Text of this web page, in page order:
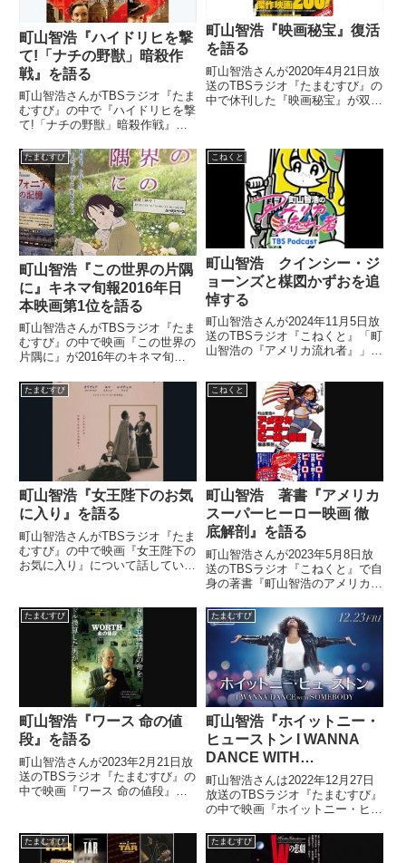
町山智浩『ハイドリヒを撃
て!「ナチの野獣」暗殺作
戦』を語る
町山智浩さんがTBSラジオ『たま
むすび』の中で『ハイドリヒを撃
て!「ナチの野獣」暗殺作戦』に
浩）で、今日は2本……今月、日
本で2本戦争映画が公開されるん
で。それをちょっと紹介したいん
ですが。1本は『ハイドリヒを...
町山智浩『映画秘宝』復活
を語る
町山智浩さんが2020年4月21日放
送のTBSラジオ『たまむすび』の
中で休刊した『映画秘宝』が双葉
た。復活！（町山智浩）ああ、は
いはい。『映画秘宝』。出版...
たまむすび
町山智浩『この世界の片隅
に』キネマ旬報2016年日
本映画第1位を語る
町山智浩さんがTBSラジオ『たま
むすび』の中で映画『この世界の
片隅に』が2016年のキネマ旬報
得したことを話していました。 #
ユーロスペース 火曜日はサービ
スデーで1200円！ ちょっとお得
にこの世界の片隅にが...
こねくと
町山智浩 クインシー・ジ
ョーンズと楳図かずおを追
悼する
町山智浩さんが2024年11月5日放
送のTBSラジオ『こねくと』「町
山智浩の『アメリカ流れ者』」の
シー・ジョーンズさん、そして楳
図かずおさんについて話していま
たまむすび
町山智浩『女王陛下のお気
に入り』を語る
町山智浩さんがTBSラジオ『たま
むすび』の中で映画『女王陛下の
お気に入り』について話していま
っちゃ良くて好き
pic.twitter.com/KI2HrFWci5—
???. (@mi...
こねくと
町山智浩 著書『アメリカ
スーパーヒーロー映画 徹
底解剖』を語る
町山智浩さんが2023年5月8日放
送のTBSラジオ『こねくと』で自
身の著書『町山智浩のアメリカス
について話していました。
たまむすび
町山智浩『ワース 命の値
段』を語る
町山智浩さんが2023年2月21日放
送のTBSラジオ『たまむすび』の
中で映画『ワース 命の値段』を
たまむすび
町山智浩『ホイットニー・
ヒューストン I WANNA
DANCE WITH
SOMEBODY』を語る
町山智浩さんは2022年12月27日
放送のTBSラジオ『たまむすび』
の中で映画『ホイットニー・ヒュ
WITH SOMEBODY』を紹介して
いました。
たまむすび たまむすび